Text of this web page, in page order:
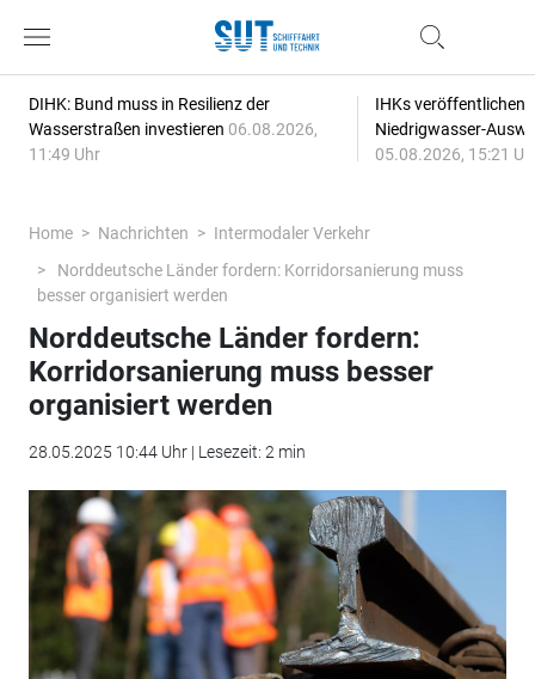
DIHK: Bund muss in Resilienz der
Wasserstraßen investieren 06.08.2026,
11:49 Uhr
IHKs veröffentlichen
Niedrigwasser-
05.08.2026, 15:21
Home Nachrichten
Intermodaler Verkehr
Norddeutsche Länder fordern: Korridorsanierung muss
besser organisiert werden
Norddeutsche Länder fordern:
Korridorsanierung muss besser
organisiert werden
28.05.2025 10:44 Uhr | Lesezeit: 2 min